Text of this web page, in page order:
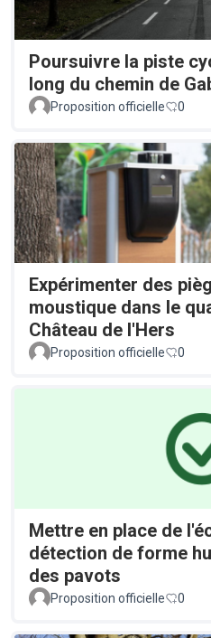
Poursuivre la piste
long du chemin de
Proposition officielle 0
Expérimenter des
moustique dans le
Château de l'Hers
Proposition officielle 0
Mettre en place de
détection de forme
des pavots
Proposition officielle 0